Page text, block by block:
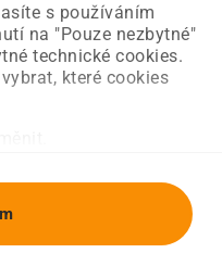
s používáním
na "Pouze nezbytné"
technické cookies.
které cookies
Úvodní strana